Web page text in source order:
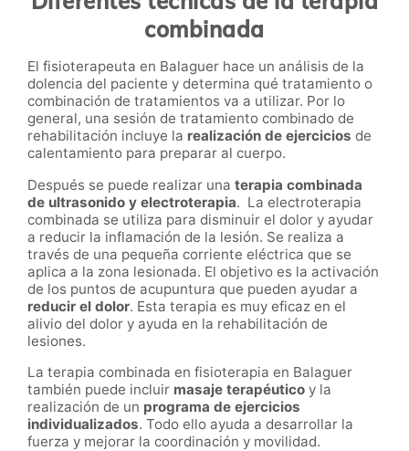
combinada
El fisioterapeuta en Balaguer hace un análisis de la
dolencia del paciente y determina qué tratamiento o
combinación de tratamientos va a utilizar. Por lo
general, una sesión de tratamiento combinado de
rehabilitación incluye la realización de ejercicios de
calentamiento para preparar al cuerpo.
Después se puede realizar una terapia combinada
de ultrasonido y electroterapia. La electroterapia
combinada se utiliza para disminuir el dolor y ayudar
a reducir la inflamación de la lesión. Se realiza a
través de una pequeña corriente eléctrica que se
aplica a la zona lesionada. El objetivo es la activación
de los puntos de acupuntura que pueden ayudar a
reducir el dolor. Esta terapia es muy eficaz en el
alivio del dolor y ayuda en la rehabilitación de
lesiones.
La terapia combinada en fisioterapia en Balaguer
también puede incluir masaje terapéutico y la
realización de un programa de ejercicios
individualizados. Todo ello ayuda a desarrollar la
fuerza y mejorar la coordinación y movilidad.